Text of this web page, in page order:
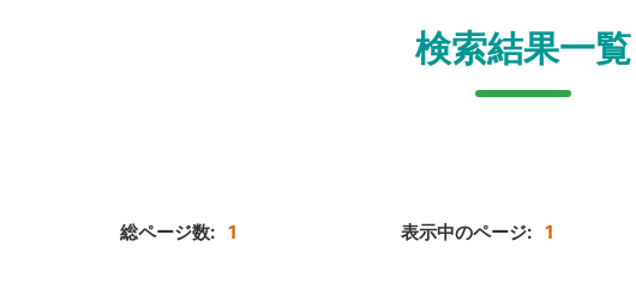
検索結果一覧
総ページ数: 1 表示中のページ: 1